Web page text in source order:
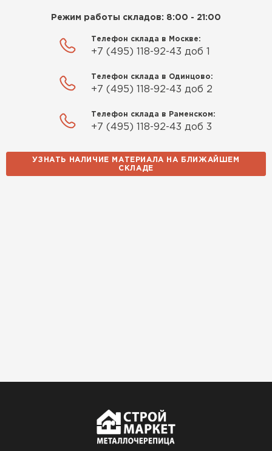
Режим работы складов: 8:00 - 21:00
Телефон склада в Москве:
+7 (495) 118-92-43 доб 1
Телефон склада в Одинцово:
+7 (495) 118-92-43 доб 2
Телефон склада в Раменском:
+7 (495) 118-92-43 доб 3
УЗНАТЬ НАЛИЧИЕ МАТЕРИАЛА НА БЛИЖАЙШЕМ
СКЛАДЕ